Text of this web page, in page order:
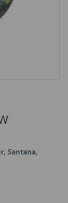
Santana,